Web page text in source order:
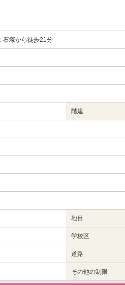
石塚から徒歩21分
階建
地目
学校区
道路
その他の制限